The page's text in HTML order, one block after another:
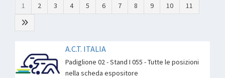
1 2 3 4 5 6 7 8 9 10 11
A.C.T. ITALIA
Padiglione 02 - Stand I 055 - Tutte le posizioni
nella scheda espositore